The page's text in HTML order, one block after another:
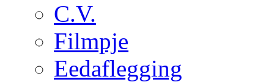
C.V.
Filmpje
Eedaflegging